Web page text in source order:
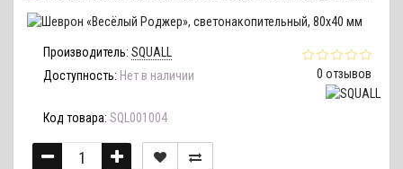
0 отзывов
Производитель: SQUALL
Доступность: Нет в наличии
Код товара: SQL001004